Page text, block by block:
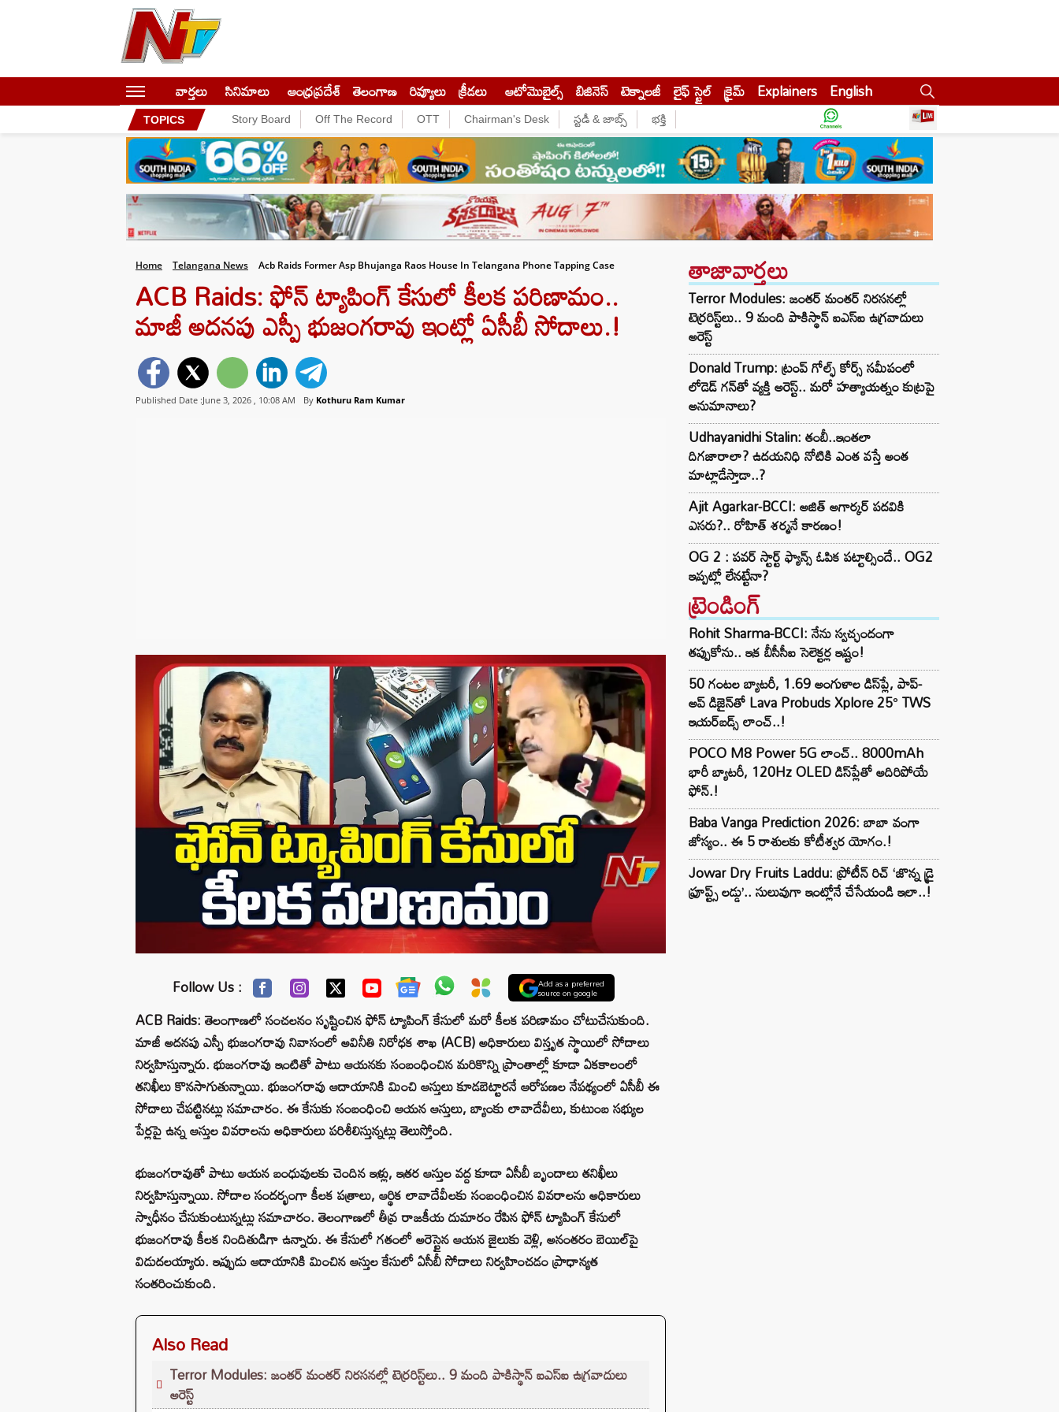
వార్తలు సినిమాలు ఆంధ్రప్రదేశ్ తెలంగాణ రివ్యూలు క్రీడలు ఆటోమొబైల్స్ బిజినెస్‌ టెక్నాలజీ లైఫ్ స్టైల్ క్రైమ్ Explainers English
TOPICS Story Board Off The Record OTT Chairman's Desk స్టడీ & జాబ్స్ భక్తి
Home Telangana News Acb Raids Former Asp Bhujanga Raos House In Telangana Phone Tapping Case
ACB Raids: ఫోన్ ట్యాపింగ్ కేసులో కీలక పరిణామం..
మాజీ అదనపు ఎస్పీ భుజంగరావు ఇంట్లో ఏసీబీ సోదాలు.!
Published Date :June 3, 2026 , 10:08 AM By Kothuru Ram Kumar
Follow Us : Add as a preferred
source on google
ACB Raids: తెలంగాణలో సంచలనం సృష్టించిన ఫోన్ ట్యాపింగ్ కేసులో మరో కీలక పరిణామం చోటుచేసుకుంది.
మాజీ అదనపు ఎస్పీ భుజంగరావు నివాసంలో అవినీతి నిరోధక శాఖ (ACB) అధికారులు విస్తృత స్థాయిలో సోదాలు
నిర్వహిస్తున్నారు. భుజంగరావు ఇంటితో పాటు ఆయనకు సంబంధించిన మరికొన్ని ప్రాంతాల్లో కూడా ఏకకాలంలో
తనిఖీలు కొనసాగుతున్నాయి. భుజంగరావు ఆదాయానికి మించి ఆస్తులు కూడబెట్టారనే ఆరోపణల నేపథ్యంలో ఏసీబీ ఈ
సోదాలు చేపట్టినట్లు సమాచారం. ఈ కేసుకు సంబంధించి ఆయన ఆస్తులు, బ్యాంకు లావాదేవీలు, కుటుంబ సభ్యుల
పేర్లపై ఉన్న ఆస్తుల వివరాలను అధికారులు పరిశీలిస్తున్నట్లు తెలుస్తోంది.
భుజంగరావుతో పాటు ఆయన బంధువులకు చెందిన ఇళ్లు, ఇతర ఆస్తుల వద్ద కూడా ఏసీబీ బృందాలు తనిఖీలు
నిర్వహిస్తున్నాయి. సోదాల సందర్భంగా కీలక పత్రాలు, ఆర్థిక లావాదేవీలకు సంబంధించిన వివరాలను అధికారులు
స్వాధీనం చేసుకుంటున్నట్లు సమాచారం. తెలంగాణలో తీవ్ర రాజకీయ దుమారం రేపిన ఫోన్ ట్యాపింగ్ కేసులో
భుజంగరావు కీలక నిందితుడిగా ఉన్నారు. ఈ కేసులో గతంలో అరెస్టైన ఆయన జైలుకు వెళ్లి, అనంతరం బెయిల్‌పై
విడుదలయ్యారు. ఇప్పుడు ఆదాయానికి మించిన ఆస్తుల కేసులో ఏసీబీ సోదాలు నిర్వహించడం ప్రాధాన్యత
సంతరించుకుంది.
Also Read
Terror Modules: జంతర్ మంతర్ నిరసనల్లో టెర్రరిస్ట్‌లు.. 9 మంది పాకిస్థాన్ ఐఎస్ఐ ఉగ్రవాదులు
అరెస్ట్
తాజావార్తలు
Terror Modules: జంతర్ మంతర్ నిరసనల్లో
టెర్రరిస్ట్‌లు.. 9 మంది పాకిస్థాన్ ఐఎస్ఐ ఉగ్రవాదులు
అరెస్ట్
Donald Trump: ట్రంప్ గోల్ఫ్ కోర్స్ సమీపంలో
లోడెడ్ గన్‌తో వ్యక్తి అరెస్ట్.. మరో హత్యాయత్నం కుట్రపై
అనుమానాలు?
Udhayanidhi Stalin: తంబీ..ఇంతలా
దిగజారాలా? ఉదయనిధి నోటికి ఎంత వస్తే అంత
మాట్లాడేస్తాడా..?
Ajit Agarkar-BCCI: అజిత్ అగార్కర్ పదవికి
ఎసరు?.. రోహిత్ శర్మనే కారణం!
OG 2 : పవర్ స్టార్ట్ ఫ్యాన్స్ ఓపిక పట్టాల్సిందే.. OG2
ఇప్పట్లో లేనట్టేనా?
ట్రెండింగ్‌
Rohit Sharma-BCCI: నేను స్వచ్ఛందంగా
తప్పుకోను.. ఇక బీసీసీఐ సెలెక్టర్ల ఇష్టం!
50 గంటల బ్యాటరీ, 1.69 అంగుళాల డిస్‌ప్లే, పాప్-
అప్ డిజైన్‌తో Lava Probuds Xplore 25° TWS
ఇయర్‌బడ్స్ లాంచ్..!
POCO M8 Power 5G లాంచ్.. 8000mAh
భారీ బ్యాటరీ, 120Hz OLED డిస్‌ప్లేతో అదిరిపోయే
ఫోన్.!
Baba Vanga Prediction 2026: బాబా వంగా
జోస్యం.. ఈ 5 రాశులకు కోటీశ్వర యోగం.!
Jowar Dry Fruits Laddu: ప్రోటీన్ రిచ్ ‘జొన్న డ్రై
ఫ్రూప్ట్స్ లడ్డు’.. సులువుగా ఇంట్లోనే చేసేయండి ఇలా..!